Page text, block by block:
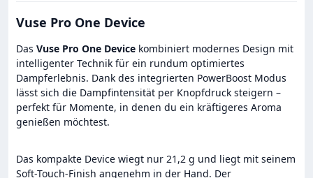
Vuse Pro One Device
Das Vuse Pro One Device kombiniert modernes Design mit
intelligenter Technik für ein rundum optimiertes
Dampferlebnis. Dank des integrierten PowerBoost Modus
lässt sich die Dampfintensität per Knopfdruck steigern –
perfekt für Momente, in denen du ein kräftigeres Aroma
genießen möchtest.
Das kompakte Device wiegt nur 21,2 g und liegt mit seinem
Soft-Touch-Finish angenehm in der Hand. Der